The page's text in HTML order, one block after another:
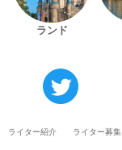
ランド
ライター紹介 ライター募集